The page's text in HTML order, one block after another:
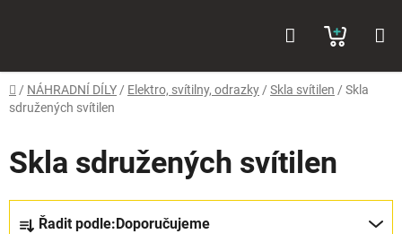
KOŠÍK
Domů
/ NÁHRADNÍ DÍLY / Elektro, svítilny, odrazky / Skla svítilen / Skla
sdružených svítilen
Skla sdružených svítilen
Řadit podle:Doporučujeme